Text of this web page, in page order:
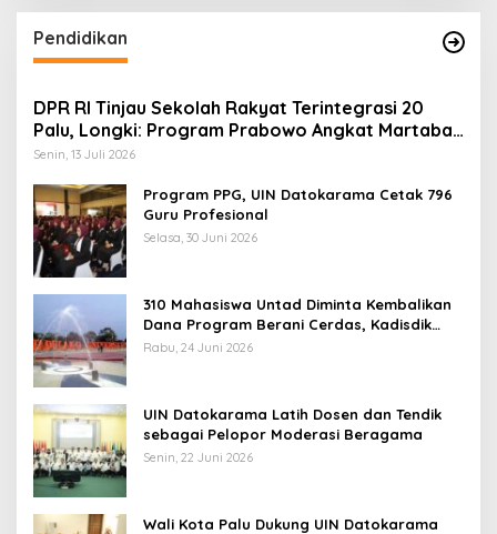
Pendidikan
DPR RI Tinjau Sekolah Rakyat Terintegrasi 20
Palu, Longki: Program Prabowo Angkat Martabat
Anak Miskin
Senin, 13 Juli 2026
Program PPG, UIN Datokarama Cetak 796
Guru Profesional
Selasa, 30 Juni 2026
310 Mahasiswa Untad Diminta Kembalikan
Dana Program Berani Cerdas, Kadisdik
Sulteng: Tidak Boleh Terima Beasiswa
Rabu, 24 Juni 2026
UIN Datokarama Latih Dosen dan Tendik
sebagai Pelopor Moderasi Beragama
Senin, 22 Juni 2026
Wali Kota Palu Dukung UIN Datokarama